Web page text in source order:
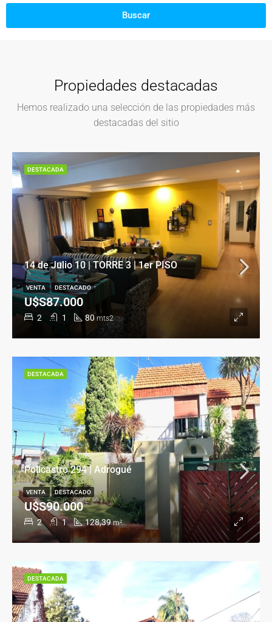
Buscar
Propiedades destacadas
Hemos realizado una selección de las propiedades más
destacadas del sitio
14 de Julio 10 | TORRE 3 | 1er PISO
2 1 80 mts2
U$S87.000
VENTA DESTACADO
DESTACADA
Policastro 294 | Adrogué
2 1 128,39 m²
U$S90.000
VENTA DESTACADO
DESTACADA
DESTACADA